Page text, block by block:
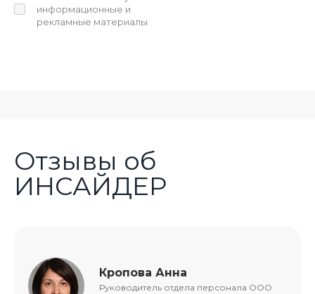
информационные и
рекламные материалы
Отзывы об
ИНСАЙДЕР
Кропова Анна
Руководитель отдела персонала ООО